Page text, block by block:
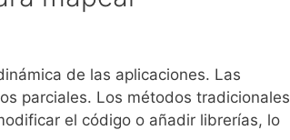
de las aplicaciones. Las
parciales. Los métodos tradicionales
el código o añadir librerías, lo